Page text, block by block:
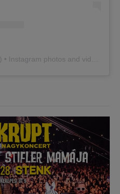
) • Instagram photos and videos